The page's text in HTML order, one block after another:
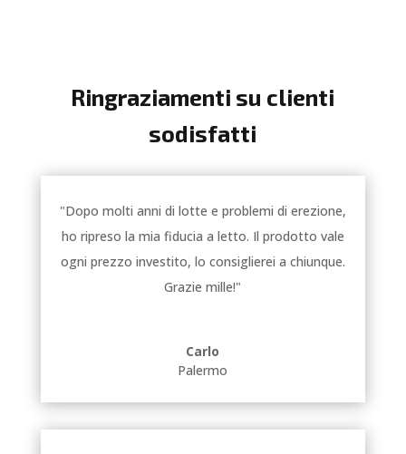
Ringraziamenti su clienti
sodisfatti
"Dopo molti anni di lotte e problemi di erezione,
ho ripreso la mia fiducia a letto. Il prodotto vale
ogni prezzo investito, lo consiglierei a chiunque.
Grazie mille!"
Carlo
Palermo